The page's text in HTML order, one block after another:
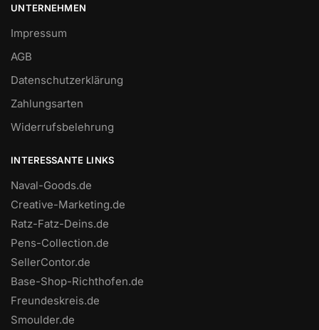
UNTERNEHMEN
Impressum
AGB
Datenschutzerklärung
Zahlungsarten
Widerrufsbelehrung
INTERESSANTE LINKS
Naval-Goods.de
Creative-Marketing.de
Ratz-Fatz-Deins.de
Pens-Collection.de
SellerContor.de
Base-Shop-Richthofen.de
Freundeskreis.de
Smoulder.de